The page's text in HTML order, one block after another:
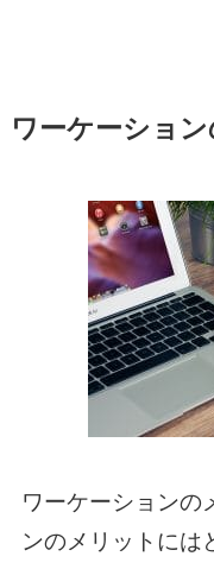
ワーケーショ
ワーケーションの
ンのメリットには